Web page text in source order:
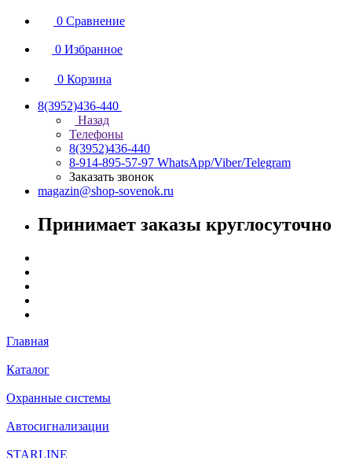
0 Сравнение
0 Избранное
0 Корзина
8(3952)436-440
Назад
Телефоны
8(3952)436-440
8-914-895-57-97 WhatsApp/Viber/Telegram
Заказать звонок
magazin@shop-sovenok.ru
Принимает заказы круглосуточно
Главная
Каталог
Охранные системы
Автосигнализации
STARLINE